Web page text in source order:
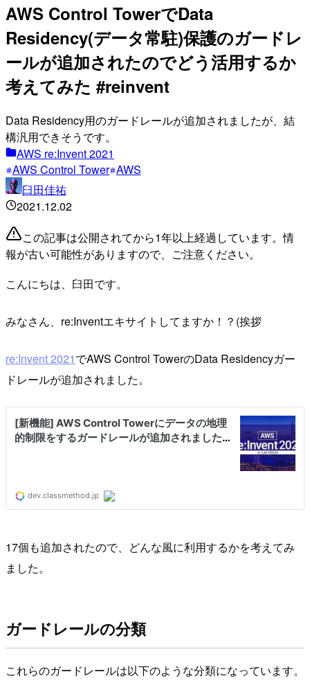
AWS Control TowerでData
Residency(データ常駐)保護のガードレ
ールが追加されたのでどう活用するか
考えてみた #reinvent
Data Residency用のガードレールが追加されましたが、結
構汎用できそうです。
AWS re:Invent 2021
AWS Control Tower AWS
臼田佳祐
2021.12.02
この記事は公開されてから1年以上経過しています。情
報が古い可能性がありますので、ご注意ください。
こんにちは、臼田です。
みなさん、re:Inventエキサイトしてますか！？(挨拶
re:Invent 2021でAWS Control TowerのData Residencyガー
ドレールが追加されました。
17個も追加されたので、どんな風に利用するかを考えてみ
ました。
ガードレールの分類
これらのガードレールは以下のような分類になっています。